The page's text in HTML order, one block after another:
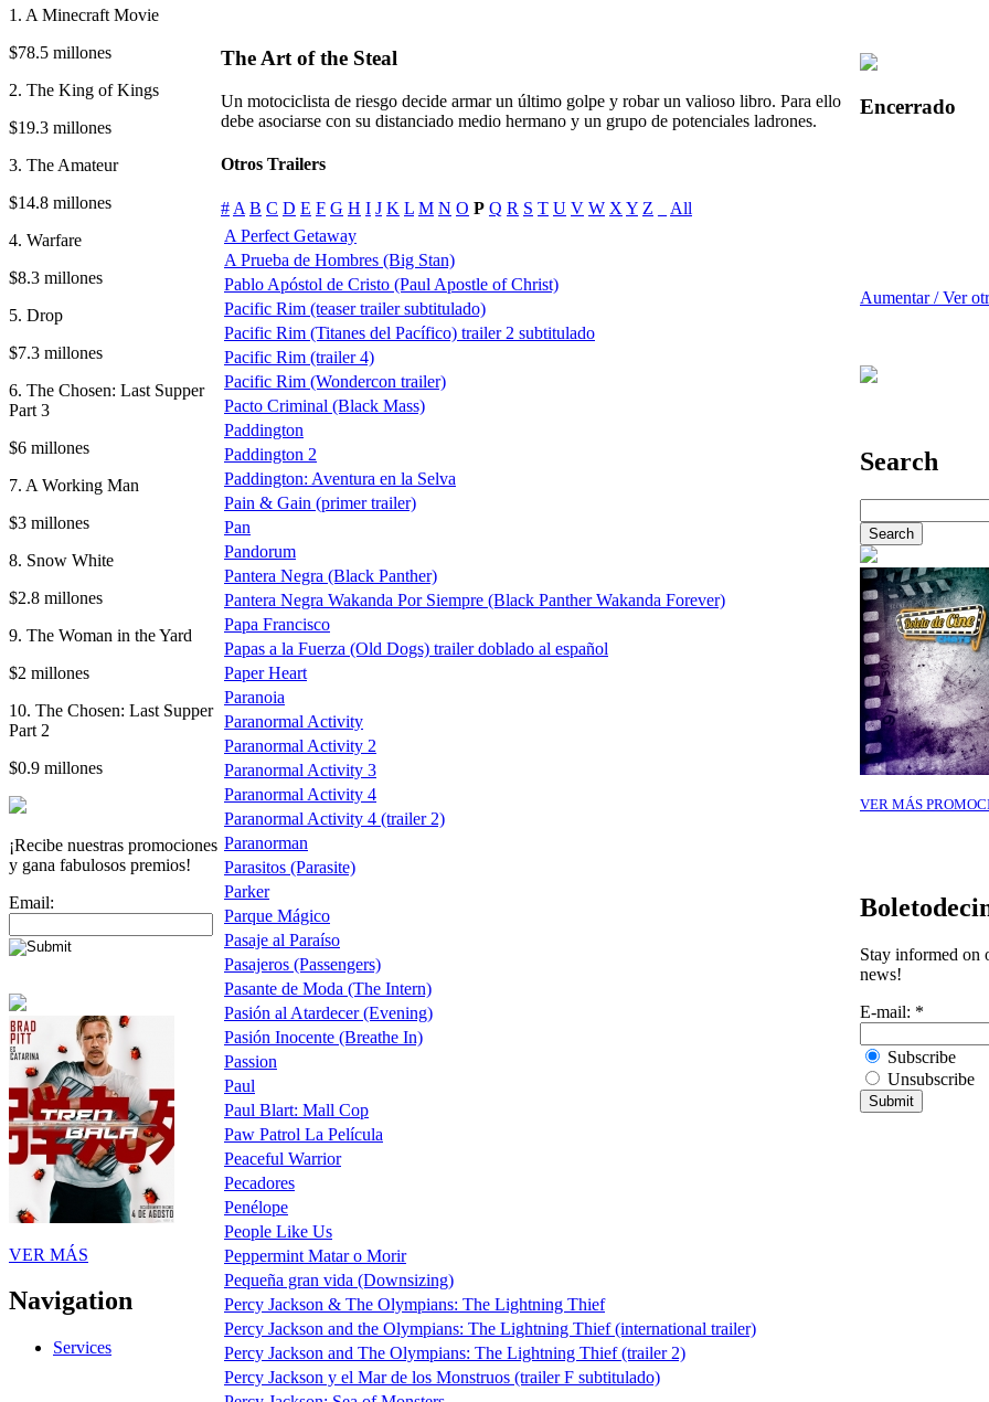
1. A Minecraft Movie
$78.5 millones
2. The King of Kings
$19.3 millones
3. The Amateur
$14.8 millones
4. Warfare
$8.3 millones
5. Drop
$7.3 millones
6. The Chosen: Last Supper
Part 3
$6 millones
7. A Working Man
$3 millones
8. Snow White
$2.8 millones
9. The Woman in the Yard
$2 millones
10. The Chosen: Last Supper
Part 2
$0.9 millones
¡Recibe nuestras promociones
y gana fabulosos premios!
Email:
VER MÁS
Navigation
Services
The Art of the Steal
Un motociclista de riesgo decide armar un último golpe y robar un valioso libro. Para ello
debe asociarse con su distanciado medio hermano y un grupo de potenciales ladrones.
Otros Trailers
# A B C D E F G H I J K L M N O P Q R S T U V W X Y Z
All
A Perfect Getaway
A Prueba de Hombres (Big Stan)
Pablo Apóstol de Cristo (Paul Apostle of Christ)
Pacific Rim (teaser trailer subtitulado)
Pacific Rim (Titanes del Pacífico) trailer 2 subtitulado
Pacific Rim (trailer 4)
Pacific Rim (Wondercon trailer)
Pacto Criminal (Black Mass)
Paddington
Paddington 2
Paddington: Aventura en la Selva
Pain & Gain (primer trailer)
Pan
Pandorum
Pantera Negra (Black Panther)
Pantera Negra Wakanda Por Siempre (Black Panther Wakanda Forever)
Papa Francisco
Papas a la Fuerza (Old Dogs) trailer doblado al español
Paper Heart
Paranoia
Paranormal Activity
Paranormal Activity 2
Paranormal Activity 3
Paranormal Activity 4
Paranormal Activity 4 (trailer 2)
Paranorman
Parasitos (Parasite)
Parker
Parque Mágico
Pasaje al Paraíso
Pasajeros (Passengers)
Pasante de Moda (The Intern)
Pasión al Atardecer (Evening)
Pasión Inocente (Breathe In)
Passion
Paul
Paul Blart: Mall Cop
Paw Patrol La Película
Peaceful Warrior
Pecadores
Penélope
People Like Us
Peppermint Matar o Morir
Pequeña gran vida (Downsizing)
Percy Jackson & The Olympians: The Lightning Thief
Percy Jackson and the Olympians: The Lightning Thief (international trailer)
Percy Jackson and The Olympians: The Lightning Thief (trailer 2)
Percy Jackson y el Mar de los Monstruos (trailer F subtitulado)
Encerrado
Aumentar / Ver
Search
VER MÁS
Stay informed on
news!
E-mail: *
Subscribe
Unsubscribe